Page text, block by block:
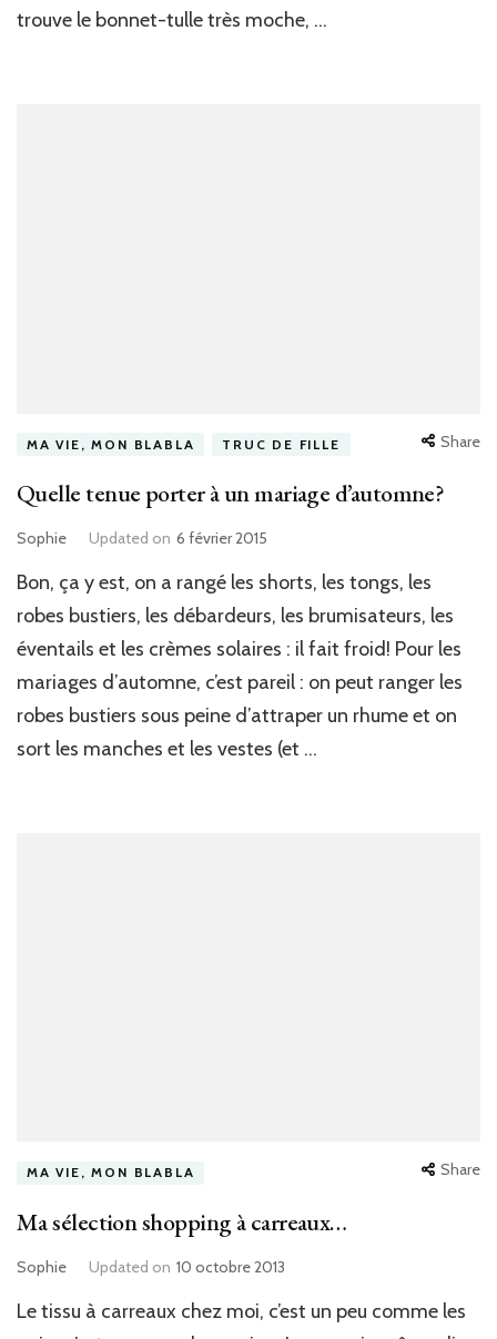
trouve le bonnet-tulle très moche, …
MA VIE, MON BLABLA TRUC DE FILLE Share
Quelle tenue porter à un mariage d’automne?
Sophie Updated on 6 février 2015
Bon, ça y est, on a rangé les shorts, les tongs, les
robes bustiers, les débardeurs, les brumisateurs, les
éventails et les crèmes solaires : il fait froid! Pour les
mariages d’automne, c’est pareil : on peut ranger les
robes bustiers sous peine d’attraper un rhume et on
sort les manches et les vestes (et …
MA VIE, MON BLABLA Share
Ma sélection shopping à carreaux…
Sophie Updated on 10 octobre 2013
Le tissu à carreaux chez moi, c’est un peu comme les